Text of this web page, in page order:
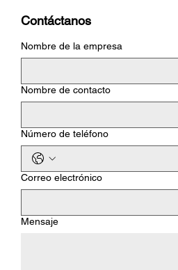
Contáctanos
Nombre de la empresa
Nombre de contacto
Número de teléfono
Correo electrónico
Mensaje